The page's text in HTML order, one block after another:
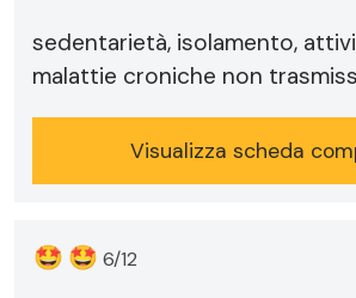
sedentarietà, isolamento,
malattie croniche non
Visualizza scheda
🤩 🤩 6/12